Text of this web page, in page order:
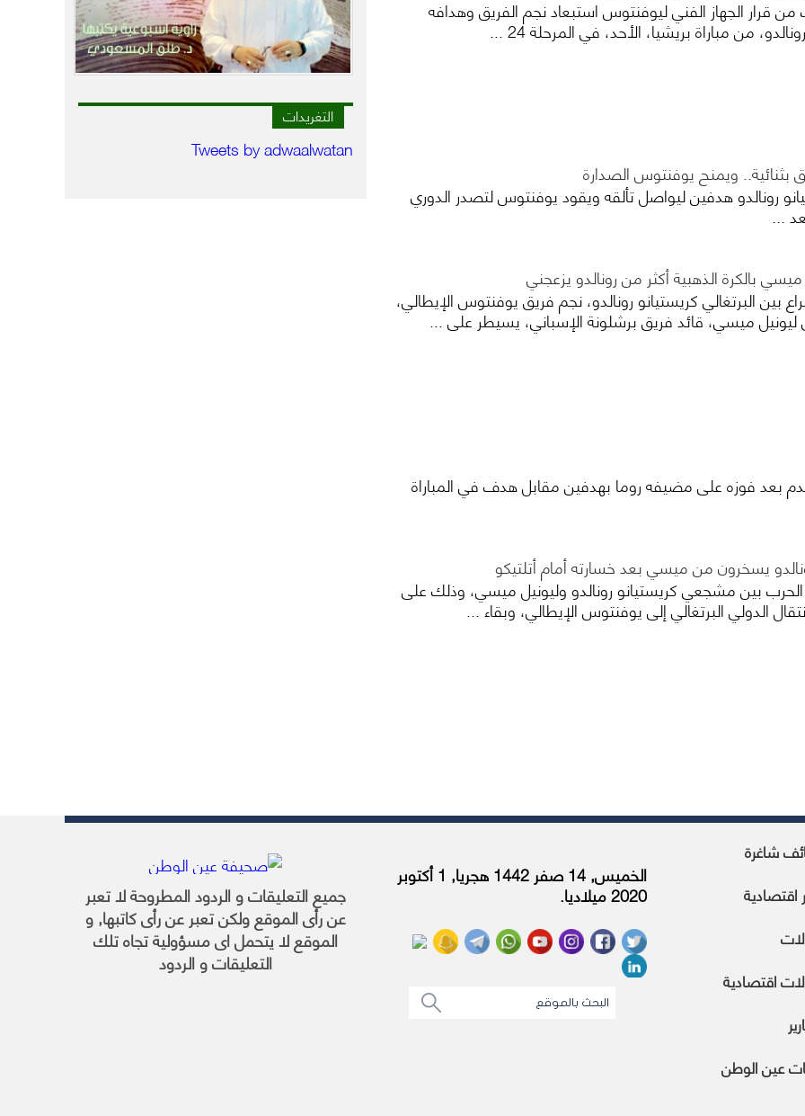
قرار الجهاز الفني ليوفنتوس استبعاد نجم الفريق وهدافه
من مباراة بريشيا، الأحد، في المرحلة 24 ...
بثنائية.. ويمنح يوفنتوس الصدارة
رونالدو هدفين ليواصل تألقه ويقود يوفنتوس لتصدر الدوري
بالكرة الذهبية أكثر من رونالدو يزعجني
بين البرتغالي كريستيانو رونالدو، نجم فريق يوفنتوس الإيطالي،
ليونيل ميسي، قائد فريق برشلونة الإسباني، يسيطر على ...
بعد فوزه على مضيفه روما بهدفين مقابل هدف في المباراة
يسخرون من ميسي بعد خسارته أمام أتلتيكو
بين مشجعي كريستيانو رونالدو وليونيل ميسي، وذلك على
الدولي البرتغالي إلى يوفنتوس الإيطالي، وبقاء ...
التغريدات
Tweets by adwaalwatan
شاغرة
اقتصادية
اقتصادية
عين الوطن
الخميس, 14 صفر 1442 هجريا, 1 أكتوبر
2020 ميلاديا. جميع التعليقات و الردود المطروحة لا تعبر
عن رأى الموقع ولكن تعبر عن رأى كاتبها, و
الموقع لا يتحمل اى مسؤولية تجاه تلك
التعليقات و الردود